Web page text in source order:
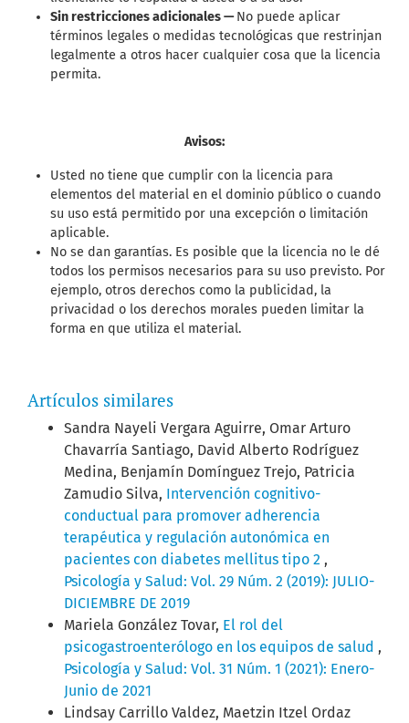
Sin restricciones adicionales —No puede aplicar
términos legales o medidas tecnológicas que restrinjan
legalmente a otros hacer cualquier cosa que la licencia
permita.
Avisos:
Usted no tiene que cumplir con la licencia para
elementos del material en el dominio público o cuando
su uso está permitido por una excepción o limitación
aplicable.
No se dan garantías. Es posible que la licencia no le dé
todos los permisos necesarios para su uso previsto. Por
ejemplo, otros derechos como la publicidad, la
privacidad o los derechos morales pueden limitar la
forma en que utiliza el material.
Artículos similares
Sandra Nayeli Vergara Aguirre, Omar Arturo
Chavarría Santiago, David Alberto Rodríguez
Medina, Benjamín Domínguez Trejo, Patricia
Zamudio Silva, Intervención cognitivo-
conductual para promover adherencia
terapéutica y regulación autonómica en
pacientes con diabetes mellitus tipo 2 ,
Psicología y Salud: Vol. 29 Núm. 2 (2019): JULIO-
DICIEMBRE DE 2019
Mariela González Tovar, El rol del
psicogastroenterólogo en los equipos de salud ,
Psicología y Salud: Vol. 31 Núm. 1 (2021): Enero-
Junio de 2021
Lindsay Carrillo Valdez, Maetzin Itzel Ordaz